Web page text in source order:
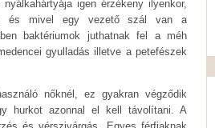
igen érzékeny ilyenkor,
és mivel egy vezető szál van a
baktériumok juthatnak fel a méh
gyulladás illetve a petefészek
nőknél, ez gyakran végződik
hurkot azonnal el kell távolítani. A